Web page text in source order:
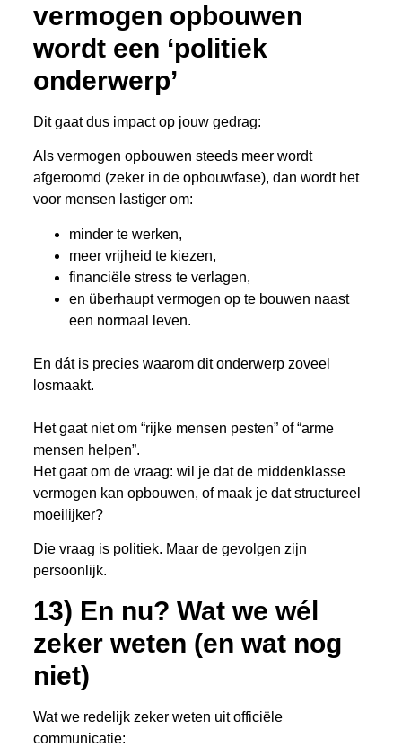
vermogen opbouwen
wordt een ‘politiek
onderwerp’
Dit gaat dus impact op jouw gedrag:
Als vermogen opbouwen steeds meer wordt
afgeroomd (zeker in de opbouwfase), dan wordt het
voor mensen lastiger om:
minder te werken,
meer vrijheid te kiezen,
financiële stress te verlagen,
en überhaupt vermogen op te bouwen naast
een normaal leven.
En dát is precies waarom dit onderwerp zoveel
losmaakt.
Het gaat niet om “rijke mensen pesten” of “arme
mensen helpen”.
Het gaat om de vraag: wil je dat de middenklasse
vermogen kan opbouwen, of maak je dat structureel
moeilijker?
Die vraag is politiek. Maar de gevolgen zijn
persoonlijk.
13) En nu? Wat we wél
zeker weten (en wat nog
niet)
Wat we redelijk zeker weten uit officiële
communicatie: